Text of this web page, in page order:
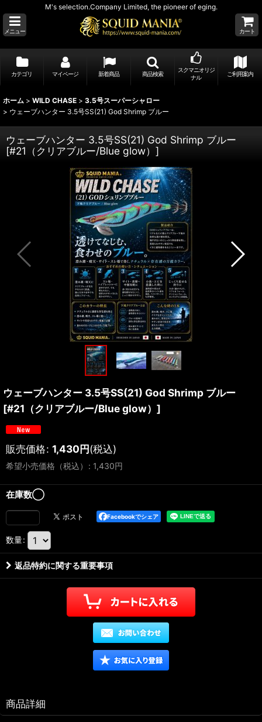
M's selection.Company Limited, the pioneer of eging.
メニュー カート
カテゴリ マイページ 新着商品 商品検索
スクマニオリジ
ナル
ご利用案内
ホーム > WILD CHASE > 3.5号スーパーシャロー
> ウェーブハンター 3.5号SS(21) God Shrimp ブルー
ウェーブハンター 3.5号SS(21) God Shrimp ブルー
[#21（クリアブルー/Blue glow） ]
ウェーブハンター 3.5号SS(21) God Shrimp ブルー
[#21（クリアブルー/Blue glow） ]
販売価格: 1,430円(税込)
希望小売価格（税込） : 1,430円
在庫数◯
Facebookでシェア
数量:
返品特約に関する重要事項
商品詳細